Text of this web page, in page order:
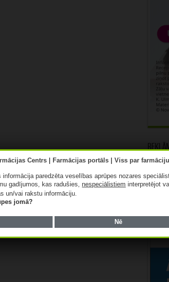
paredzēta veselības aprūpes nozares
gadījumos, kas radušies,nespeciālistiem interpretējot
un/vai rakstu informāciju.
jomā?
Nē